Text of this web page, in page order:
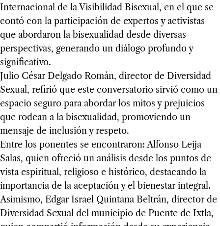
Internacional de la Visibilidad Bisexual, en el que se
contó con la participación de expertos y activistas
que abordaron la bisexualidad desde diversas
perspectivas, generando un diálogo profundo y
significativo.
Julio César Delgado Román, director de Diversidad
Sexual, refirió que este conversatorio sirvió como un
espacio seguro para abordar los mitos y prejuicios
que rodean a la bisexualidad, promoviendo un
mensaje de inclusión y respeto.
Entre los ponentes se encontraron: Alfonso Leija
Salas, quien ofreció un análisis desde los puntos de
vista espiritual, religioso e histórico, destacando la
importancia de la aceptación y el bienestar integral.
Asimismo, Edgar Israel Quintana Beltrán, director de
Diversidad Sexual del municipio de Puente de Ixtla,